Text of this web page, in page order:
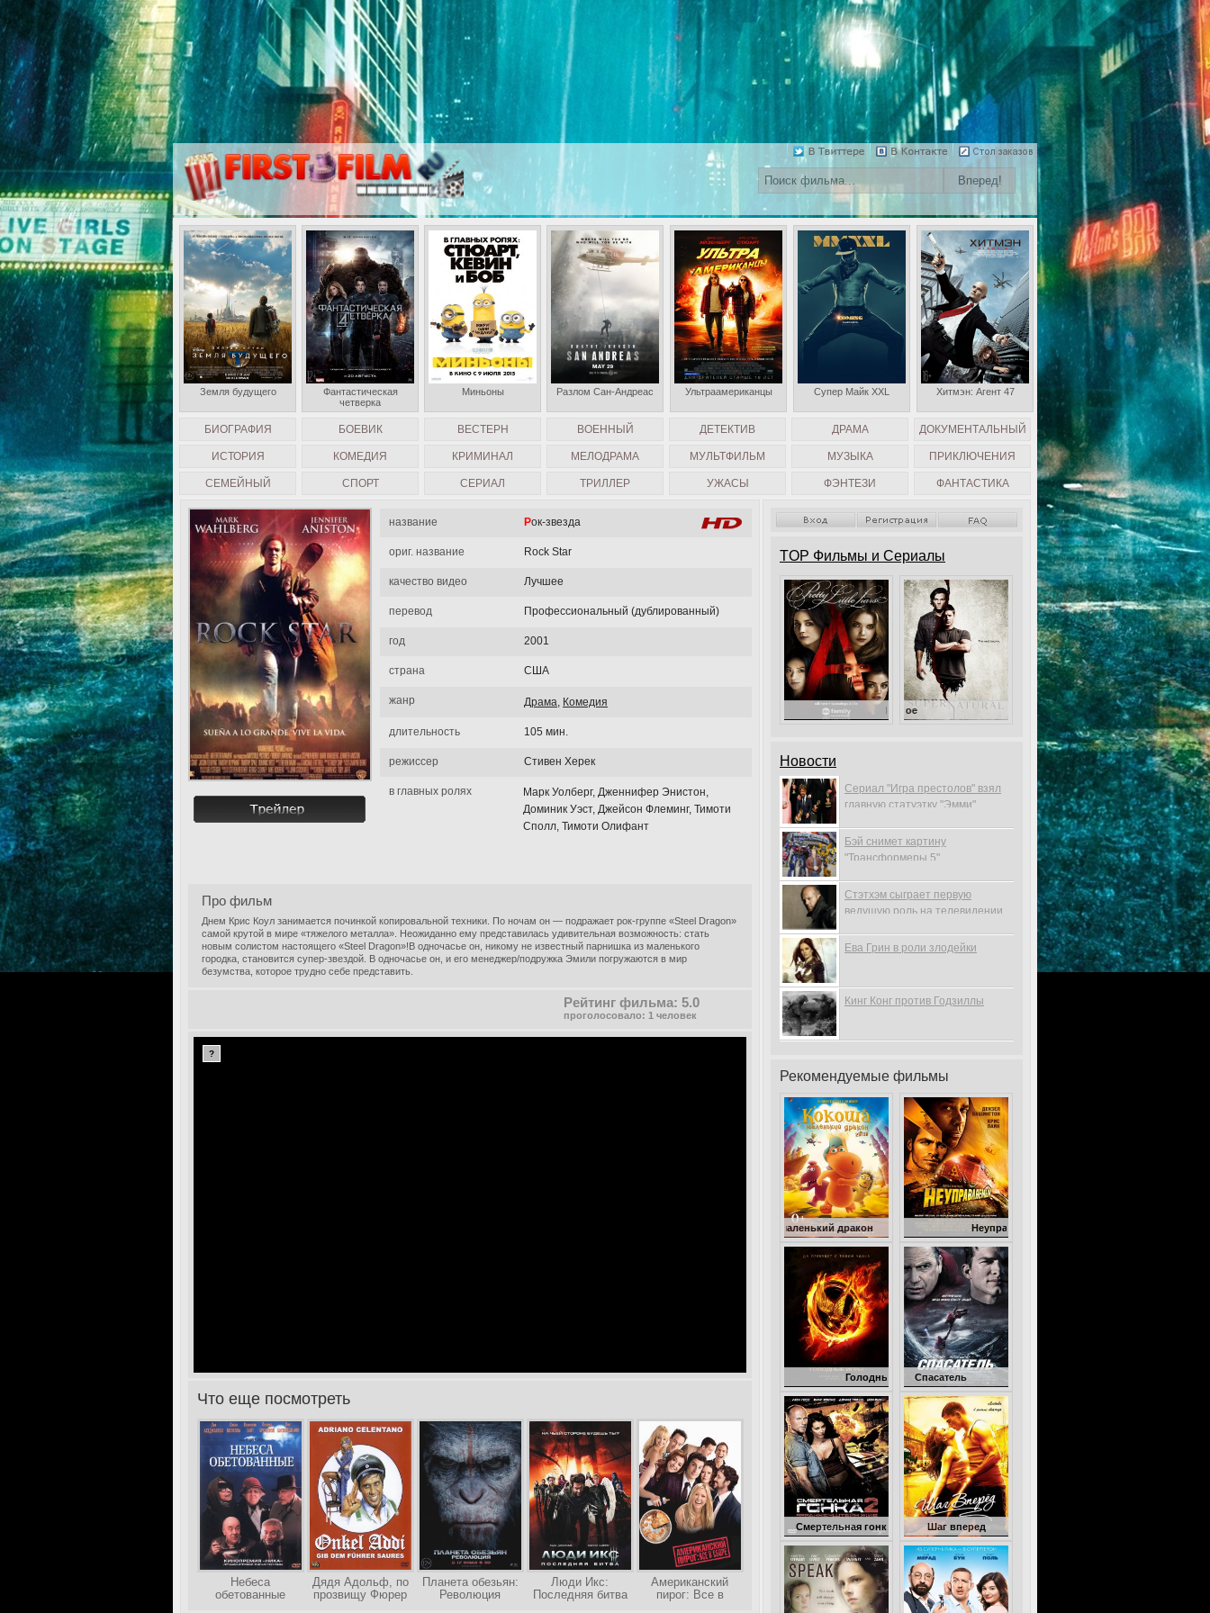
название Рок-звезда
ориг. название Rock Star
качество видео Лучшее
перевод Профессиональный (дублированный)
год 2001
страна США
жанр Драма, Комедия
длительность 105 мин.
режиссер Стивен Херек
в главных ролях
Марк Уолберг, Дженнифер Энистон,
Доминик Уэст, Джейсон Флеминг, Тимоти
Сполл, Тимоти Олифант
Про фильм
Днем Крис Коул занимается починкой копировальной техники. По ночам он — подражает рок-группе «Steel Dragon»
самой крутой в мире «тяжелого металла». Неожиданно ему представилась удивительная возможность: стать
новым солистом настоящего «Steel Dragon»!В одночасье он, никому не известный парнишка из маленького
городка, становится супер-звездой. В одночасье он, и его менеджер/подружка Эмили погружаются в мир
безумства, которое трудно себе представить.
Рейтинг фильма: 5.0
проголосовало: 1 человек
?
>Что еще посмотреть
Небеса
обетованные
Дядя Адольф, по
прозвищу Фюрер
Планета обезьян:
Революция
Люди Икс:
Последняя битва
Американский
пирог: Все в
TOP Фильмы и Сериалы
Милые обманщицы Сверхъестественное
Новости
Сериал "Игра престолов" взял
главную статуэтку "Эмми".
Бэй снимет картину
"Трансформеры 5"
Стэтхэм сыграет первую
ведущую роль на телевидении
Ева Грин в роли злодейки
Кинг Конг против Годзиллы
Рекомендуемые фильмы
Кокоша – маленький дракон Неуправляемый
Голодные игры
Смертельная гонка 2: Франкенштейн жив
Шаг вперед
БИОГРАФИЯ БОЕВИК ВЕСТЕРН ВОЕННЫЙ ДЕТЕКТИВ ДРАМА ДОКУМЕНТАЛЬНЫЙ
ИСТОРИЯ КОМЕДИЯ КРИМИНАЛ МЕЛОДРАМА МУЛЬТФИЛЬМ МУЗЫКА ПРИКЛЮЧЕНИЯ
СЕМЕЙНЫЙ СПОРТ СЕРИАЛ ТРИЛЛЕР УЖАСЫ ФЭНТЕЗИ ФАНТАСТИКА
Земля будущего
Фантастическая
четверка
Миньоны Разлом Сан-Андреас Ультраамериканцы Супер Майк XXL Хитмэн: Агент 47